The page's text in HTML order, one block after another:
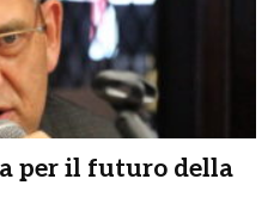
per il futuro della